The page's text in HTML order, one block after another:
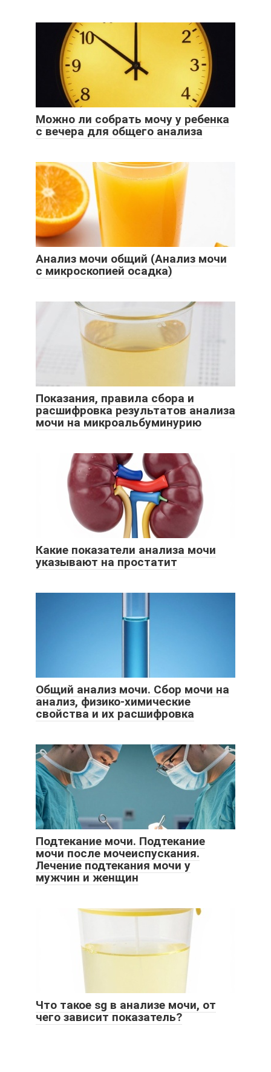
Можно ли собрать мочу у ребенка
с вечера для общего анализа
Анализ мочи общий (Анализ мочи
с микроскопией осадка)
Показания, правила сбора и
расшифровка результатов анализа
мочи на микроальбуминурию
Какие показатели анализа мочи
указывают на простатит
Общий анализ мочи. Сбор мочи на
анализ, физико-химические
свойства и их расшифровка
Подтекание мочи. Подтекание
мочи после мочеиспускания.
Лечение подтекания мочи у
мужчин и женщин
Что такое sg в анализе мочи, от
чего зависит показатель?